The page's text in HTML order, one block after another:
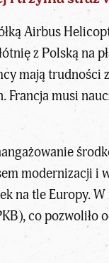
Airbus
z Polską na
mają
musi
modernizacji
na tle Europy.
co pozwoliło